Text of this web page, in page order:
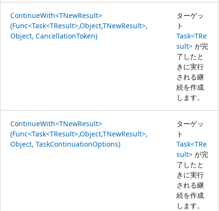
ContinueWith<TNewResult>
(Func<Task<TResult>,Object,TNewResult>,
Object, CancellationToken)
ターゲッ
ト
Task<TRe
sult> が完
了したと
きに実行
される継
続を作成
します。
ContinueWith<TNewResult>
(Func<Task<TResult>,Object,TNewResult>,
Object, TaskContinuationOptions)
ターゲッ
ト
Task<TRe
sult> が完
了したと
きに実行
される継
続を作成
します。